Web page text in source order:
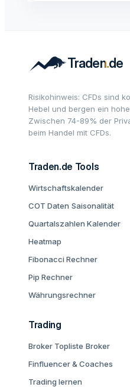
Risikohinweis: CFDs sind
Hebel und bergen ein
Zwischen 74-89% der
beim Handel mit CFDs.
Traden.de Tools
Wirtschaftskalender
COT Daten Saisonalität
Quartalszahlen Kalender
Heatmap
Fibonacci Rechner
Pip Rechner
Währungsrechner
Trading
Broker Topliste Broker
Finfluencer & Coaches
Trading lernen